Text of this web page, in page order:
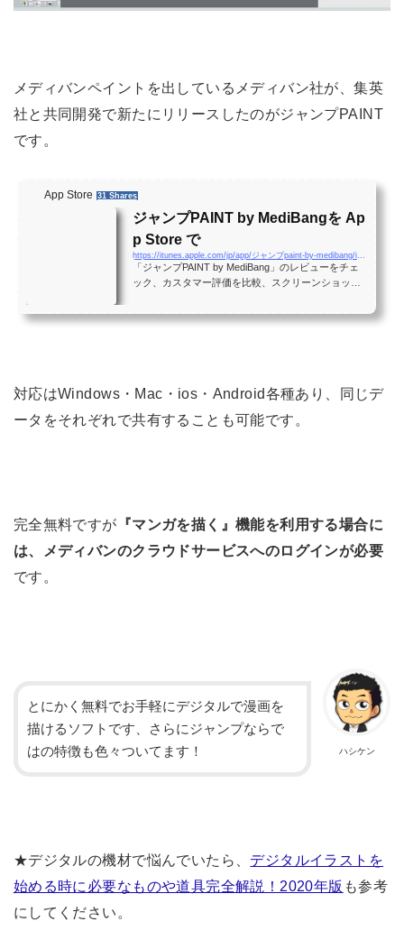
メディバンペイントを出しているメディバン社が、集英
社と共同開発で新たにリリースしたのがジャンプPAINT
です。
App Store 31 Shares
ジャンプPAINT by MediBangを Ap
p Store で
https://itunes.apple.com/jp/app/ジャンプpaint-by-medibang/id1230936997?mt=8
「ジャンプPAINT by MediBang」のレビューをチェ
ック、カスタマー評価を比較、スクリーンショット
angをダウンロードして iPhone、iPad、iPod touch
対応はWindows・Mac・ios・Android各種あり、同じデ
ータをそれぞれで共有することも可能です。
完全無料ですが 『マンガを描く』機能を利用する場合に
は、メディバンのクラウドサービスへのログインが必要
です。
ハシケン
とにかく無料でお手軽にデジタルで漫画を
描けるソフトです、さらにジャンプならで
はの特徴も色々ついてます！
★デジタルの機材で悩んでいたら、 デジタルイラストを
始める時に必要なものや道具完全解説！2020年版 も参考
にしてください。